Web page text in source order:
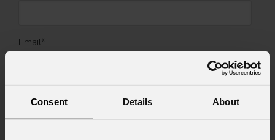
Consent Details About
Email*
Nome Azienda